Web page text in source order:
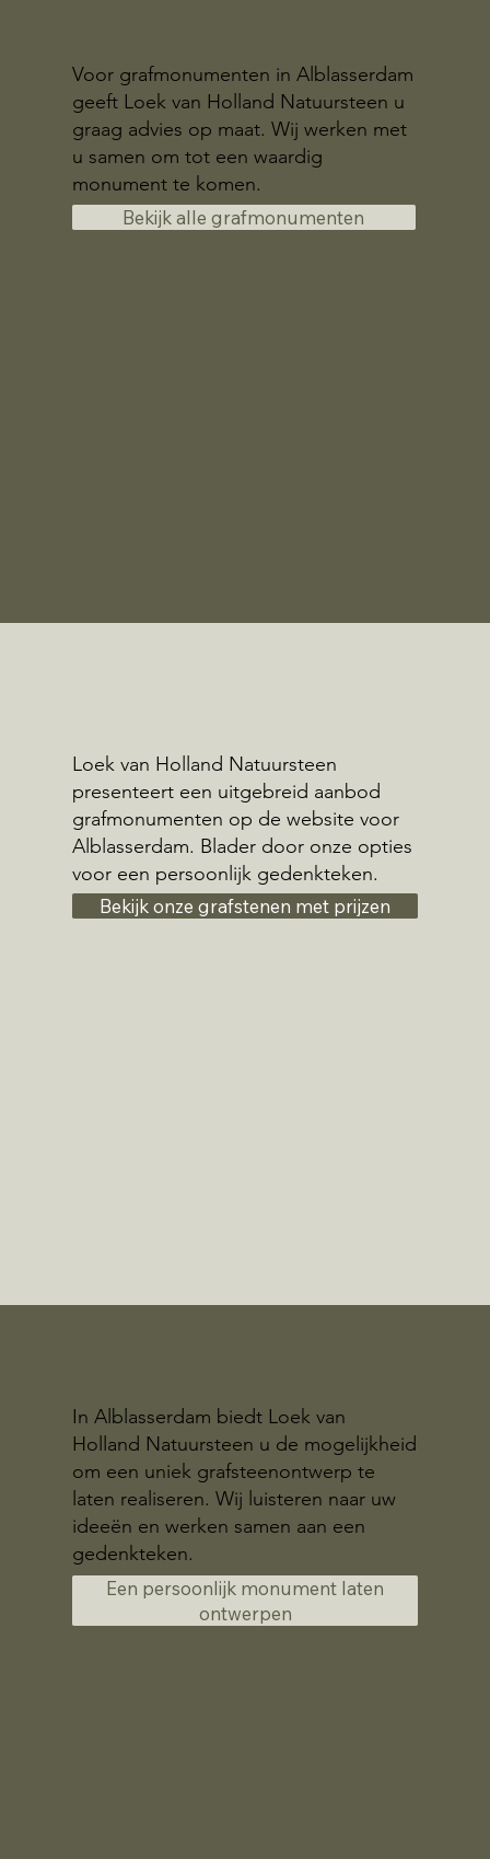
Voor grafmonumenten in Alblasserdam
geeft Loek van Holland Natuursteen u
graag advies op maat. Wij werken met
u samen om tot een waardig
monument te komen.
Bekijk alle grafmonumenten
Loek van Holland Natuursteen
presenteert een uitgebreid aanbod
grafmonumenten op de website voor
Alblasserdam. Blader door onze opties
voor een persoonlijk gedenkteken.
Bekijk onze grafstenen met prijzen
In Alblasserdam biedt Loek van
Holland Natuursteen u de mogelijkheid
om een uniek grafsteenontwerp te
laten realiseren. Wij luisteren naar uw
ideeën en werken samen aan een
gedenkteken.
Een persoonlijk monument laten
ontwerpen